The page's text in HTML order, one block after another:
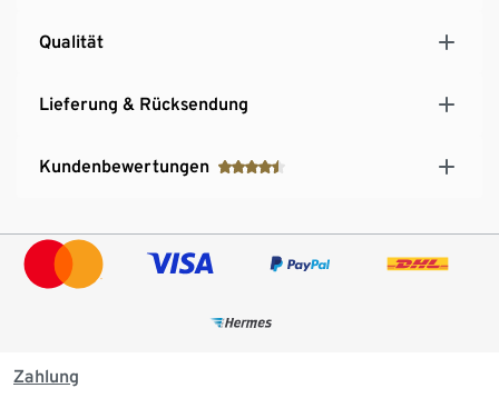
Qualität
Lieferung & Rücksendung
Kundenbewertungen
Zahlung